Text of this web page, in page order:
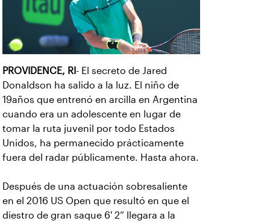
PROVIDENCE, RI - El secreto de Jared
Donaldson ha salido a la luz. El niño de
19años que entrenó en arcilla en Argentina
cuando era un adolescente en lugar de
tomar la ruta juvenil por todo Estados
Unidos, ha permanecido prácticamente
fuera del radar públicamente. Hasta ahora.
Después de una actuación sobresaliente
en el 2016 US Open que resultó en que el
diestro de gran saque 6' 2” llegara a la